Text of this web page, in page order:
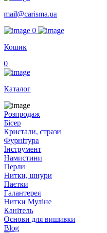
mail@carisma.ua
0
Кошик
0
Каталог
Розпродаж
Бісер
Кристали, стрази
Фурнітура
Інструмент
Намистини
Перли
Нитки, шнури
Паєтки
Галантерея
Нитки Муліне
Канітель
Основи для вишивки
Blog